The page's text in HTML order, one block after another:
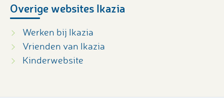
Overige websites Ikazia
Werken bij Ikazia
Vrienden van Ikazia
Kinderwebsite